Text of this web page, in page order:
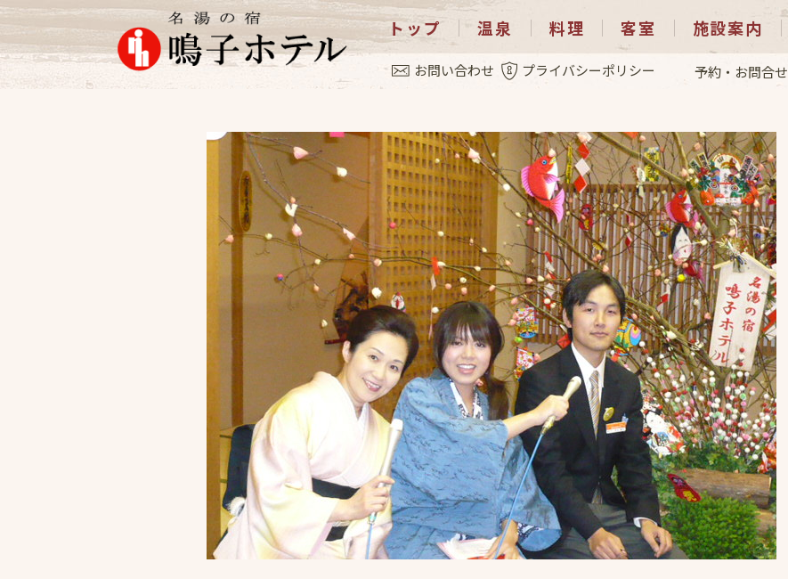
トップ 温泉 料理 客室 施設案内
お問い合わせ プライバシーポリシー 予約・お問合せ
マスコミ 2009.2.5